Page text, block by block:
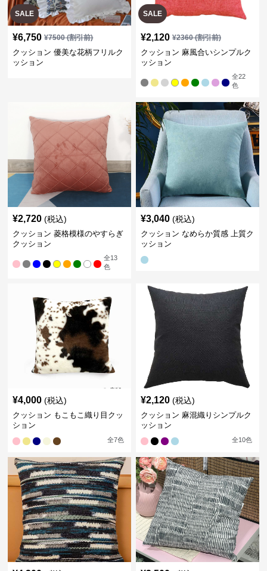
SALE
¥6,750 ¥7500(割引前)
クッション 優美な花柄フリルク
ッション
SALE
¥2,120 ¥2360(割引前)
クッション 麻風合いシンプルク
ッション
全22
色
¥2,720 (税込)
クッション 菱格模様のやすらぎ
クッション
全13
色
¥3,040 (税込)
クッション なめらか質感 上質ク
ッション
¥4,000 (税込)
クッション もこもこ織り目クッ
ション
全7色
¥2,120 (税込)
クッション 麻混織りシンプルク
ッション
全10色